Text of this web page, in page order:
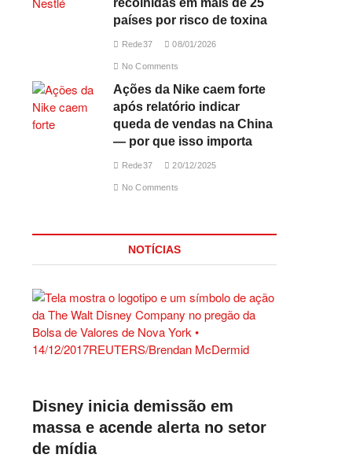
recolhidas em mais de 25
países por risco de toxina
Rede37 08/01/2026
No Comments
Ações da Nike caem forte
após relatório indicar
queda de vendas na China
— por que isso importa
Rede37 20/12/2025
No Comments
NOTÍCIAS
Disney inicia demissão em
massa e acende alerta no setor
de mídia